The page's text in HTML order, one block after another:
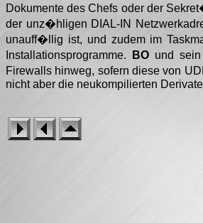
Dokumente des Chefs oder der
der unz�hligen DIAL-IN
unauff�llig ist, und zudem im
Installationsprogramme.
BOund sein
Firewalls hinweg, sofern diese von
nicht aber die neukompilierten